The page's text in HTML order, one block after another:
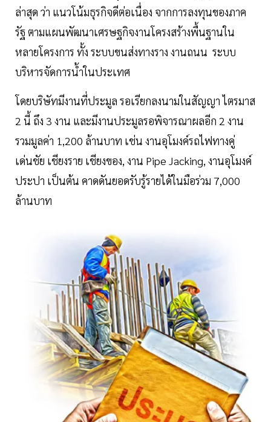
ล่าสุด ว่า แนวโน้มธุรกิจดีต่อเนื่อง จากการลงทุนของภาค
รัฐ ตามแผนพัฒนาเศรษฐกิจงานโครงสร้างพื้นฐานใน
หลายโครงการ ทั้ง ระบบขนส่งทางราง งานถนน ระบบ
บริหารจัดการน้ำในประเทศ
โดยบริษัทมีงานที่ประมูล รอเรียกลงนามในสัญญา ไตรมาส
2 นี้ ถึง 3 งาน และมีงานประมูลรอพิจารณาผลอีก 2 งาน
รวมมูลค่า 1,200 ล้านบาท เช่น งานอุโมงค์รถไฟทางคู่
เด่นชัย เชียงราย เชียงของ, งาน Pipe Jacking, งานอุโมงค์
ประปา เป็นต้น คาดดันยอดรับรู้รายได้ในมือร่วม 7,000
ล้านบาท